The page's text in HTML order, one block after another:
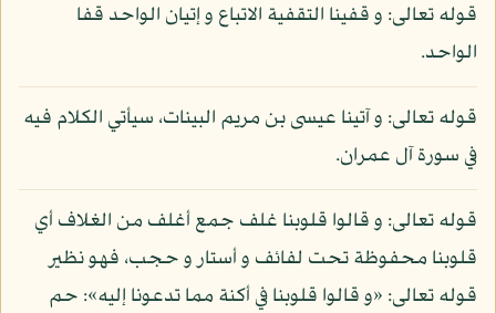
قوله تعالى: و قفينا التقفية الاتباع و إتيان الواحد قفا
الواحد.
قوله تعالى: و آتينا عيسى بن مريم البينات، سيأتي الكلام فيه
في سورة آل عمران.
قوله تعالى: و قالوا قلوبنا غلف جمع أغلف من الغلاف أي
قلوبنا محفوظة تحت لفائف و أستار و حجب، فهو نظير
قوله تعالى: «و قالوا قلوبنا في أكنة مما تدعونا إليه»: حم